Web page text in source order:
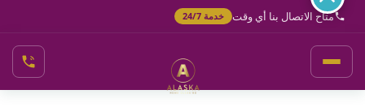
تخطي
المحتوى
متاح الاتصال بنا أي وقت خدمة 24/7